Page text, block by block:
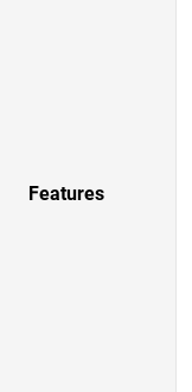
Features